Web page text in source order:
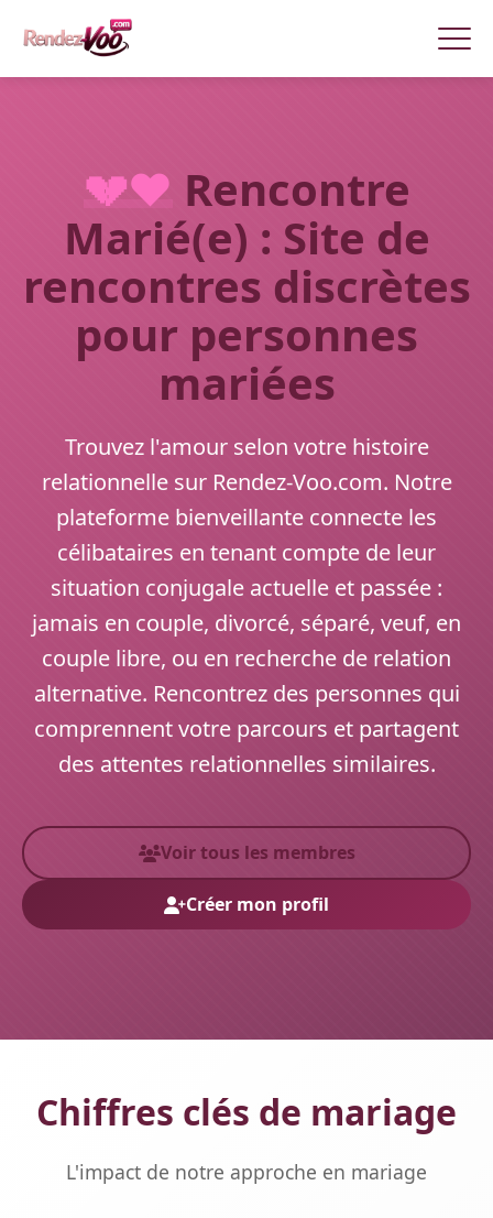
💔❤️ Rencontre
Marié(e) : Site de
rencontres discrètes
pour personnes
mariées
Trouvez l'amour selon votre histoire
relationnelle sur Rendez-Voo.com. Notre
plateforme bienveillante connecte les
célibataires en tenant compte de leur
situation conjugale actuelle et passée :
jamais en couple, divorcé, séparé, veuf, en
couple libre, ou en recherche de relation
alternative. Rencontrez des personnes qui
comprennent votre parcours et partagent
des attentes relationnelles similaires.
Voir tous les membres
Créer mon profil
Chiffres clés de mariage
L'impact de notre approche en mariage